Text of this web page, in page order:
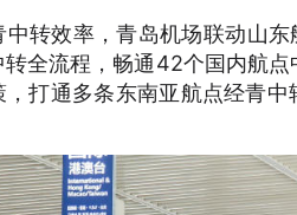
中转效率，青岛机场联动山
全流程，畅通42个国内航
，打通多条东南亚航点经青